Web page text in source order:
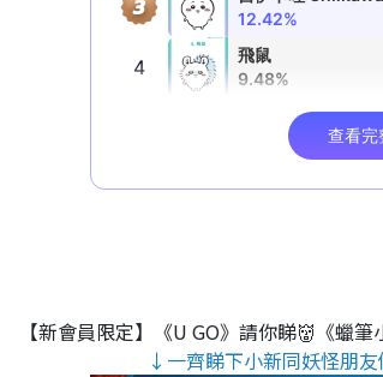
【新會員限定】《U GO》請你睇👹《蠟
↓一齊睇下小新同妖怪朋